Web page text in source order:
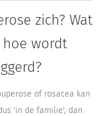
zich? Wat
wordt
of rosacea kan
'in de familie', dan